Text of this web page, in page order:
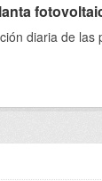
diaria de las